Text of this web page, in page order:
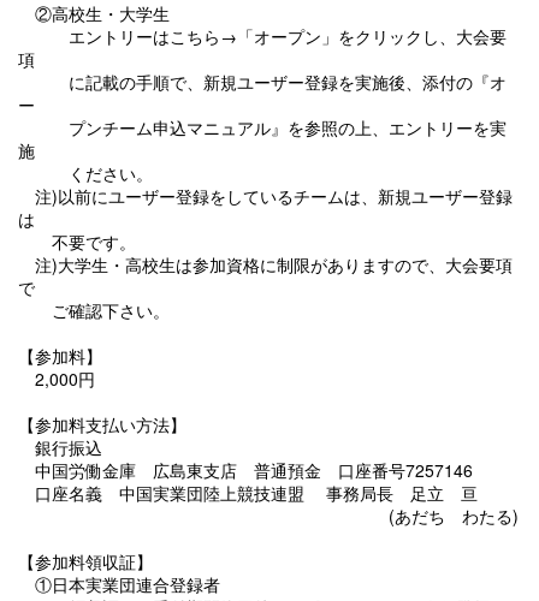
②高校生・大学生
エントリーはこちら→「オープン」をクリックし、大会要
項
に記載の手順で、新規ユーザー登録を実施後、添付の『オ
ー
プンチーム申込マニュアル』を参照の上、エントリーを実
施
ください。
注)以前にユーザー登録をしているチームは、新規ユーザー登録
は
不要です。
注)大学生・高校生は参加資格に制限がありますので、大会要項
で
ご確認下さい。
【参加料】
2,000円
【参加料支払い方法】
銀行振込
中国労働金庫 広島東支店 普通預金 口座番号7257146
口座名義 中国実業団陸上競技連盟 事務局長 足立 亘
(あだち わたる)
【参加料領収証】
①日本実業団連合登録者